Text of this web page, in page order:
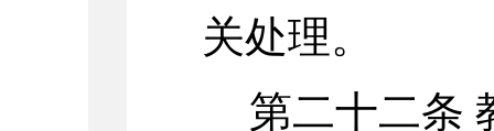
关处理。
第二十二条